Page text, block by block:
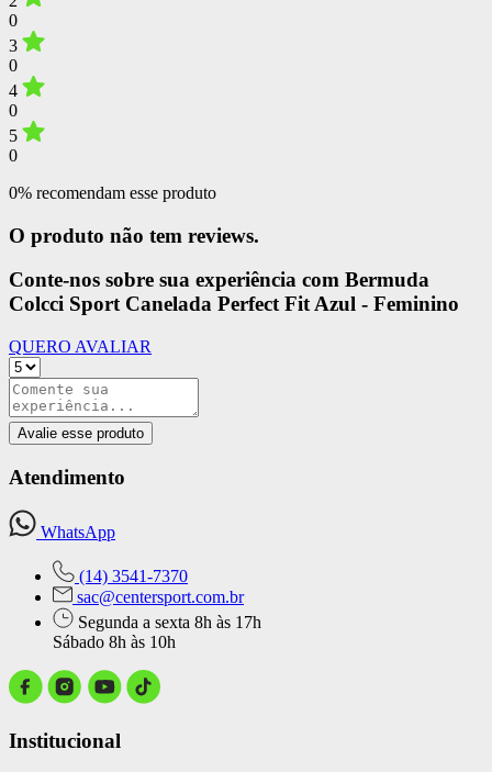
0
3
0
4
0
5
0
0% recomendam esse produto
O produto não tem reviews.
Conte-nos sobre sua experiência com Bermuda
Colcci Sport Canelada Perfect Fit Azul - Feminino
QUERO AVALIAR
Avalie esse produto
Atendimento
WhatsApp
(14) 3541-7370
sac@centersport.com.br
Segunda a sexta 8h às 17h
Sábado 8h às 10h
Institucional